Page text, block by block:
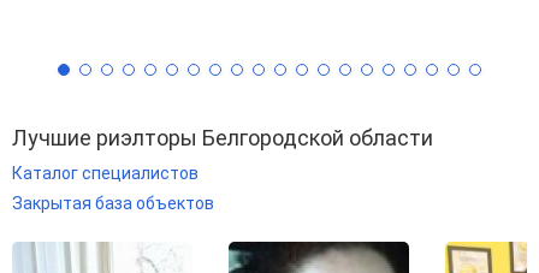
Лучшие риэлторы Белгородской области
Каталог специалистов
Закрытая база объектов